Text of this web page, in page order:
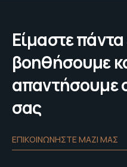
Είμαστε πάντα
βοηθήσουμε
απαντήσουμε
σας
ΕΠΙΚΟΙΝΩΝΗΣΤΕ ΜΑΖΙ ΜΑΣ